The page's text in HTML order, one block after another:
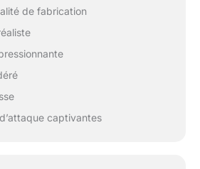
de fabrication
captivantes